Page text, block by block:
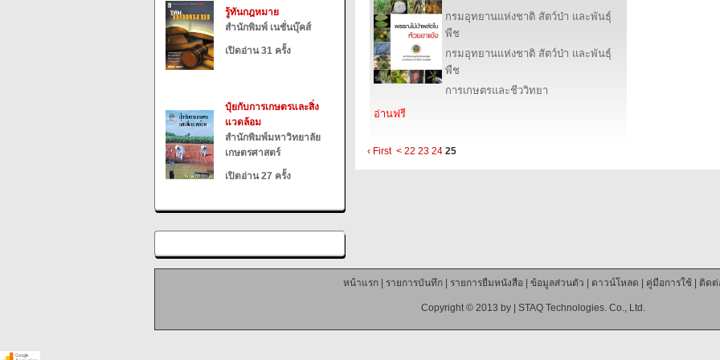
รู้ทันกฎหมาย
สำนักพิมพ์ เนชั่นบุ๊คส์
เปิดอ่าน 31 ครั้ง
ปุ๋ยกับการเกษตรและสิ่ง
แวดล้อม
สำนักพิมพ์มหาวิทยาลัย
เกษตรศาสตร์
เปิดอ่าน 27 ครั้ง
กรมอุทยานแห่งชาติ สัตว์ป่า และพันธุ์
พืช
กรมอุทยานแห่งชาติ สัตว์ป่า และพันธุ์
พืช
การเกษตรและชีววิทยา
อ่านฟรี
‹ First < 22 23 24 25
หน้าแรก| รายการบันทึก| รายการยืมหนังสือ ข้อมูลส่วนตัว ดาวน์โหลด คู่มือการใช้| ติดต่
Copyright © 2013 by | STAQ Technologies. Co., Ltd.